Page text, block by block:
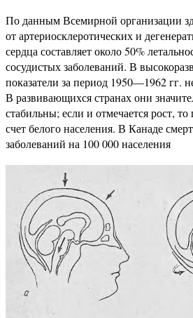
По данным Всемирной организации
от артериосклеротических и
сердца составляет около 50%
сосудистых заболеваний. В
показатели за период 1950—1962 гг.
В развивающихся странах они
стабильны; если и отмечается рост,
счет белого населения. В Канаде
заболеваний на 100 000 населения